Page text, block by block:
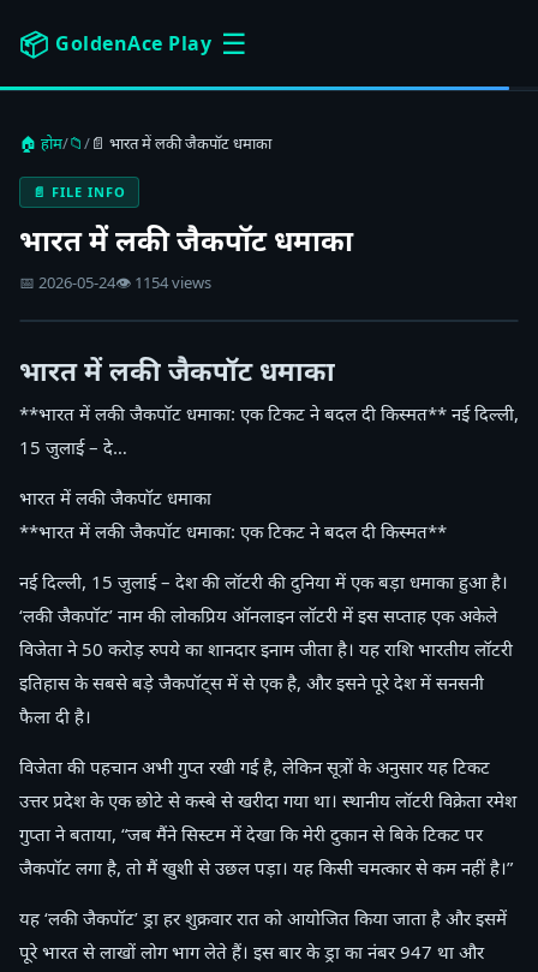
📦 GoldenAce Play ☰
🏠 होम/📁/📄 भारत में लकी जैकपॉट धमाका
📄 FILE INFO
भारत में लकी जैकपॉट धमाका
📅 2026-05-24👁 1154 views
भारत में लकी जैकपॉट धमाका
**भारत में लकी जैकपॉट धमाका: एक टिकट ने बदल दी किस्मत** नई दिल्ली,
15 जुलाई – दे…
भारत में लकी जैकपॉट धमाका
**भारत में लकी जैकपॉट धमाका: एक टिकट ने बदल दी किस्मत**
नई दिल्ली, 15 जुलाई – देश की लॉटरी की दुनिया में एक बड़ा धमाका हुआ है।
‘लकी जैकपॉट’ नाम की लोकप्रिय ऑनलाइन लॉटरी में इस सप्ताह एक अकेले
विजेता ने 50 करोड़ रुपये का शानदार इनाम जीता है। यह राशि भारतीय लॉटरी
इतिहास के सबसे बड़े जैकपॉट्स में से एक है, और इसने पूरे देश में सनसनी
फैला दी है।
विजेता की पहचान अभी गुप्त रखी गई है, लेकिन सूत्रों के अनुसार यह टिकट
उत्तर प्रदेश के एक छोटे से कस्बे से खरीदा गया था। स्थानीय लॉटरी विक्रेता रमेश
गुप्ता ने बताया, “जब मैंने सिस्टम में देखा कि मेरी दुकान से बिके टिकट पर
जैकपॉट लगा है, तो मैं खुशी से उछल पड़ा। यह किसी चमत्कार से कम नहीं है।”
यह ‘लकी जैकपॉट’ ड्रा हर शुक्रवार रात को आयोजित किया जाता है और इसमें
पूरे भारत से लाखों लोग भाग लेते हैं। इस बार के ड्रा का नंबर 947 था और